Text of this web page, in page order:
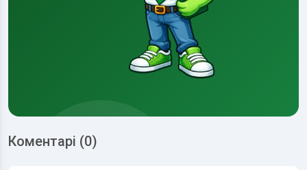
Коментарі (0)